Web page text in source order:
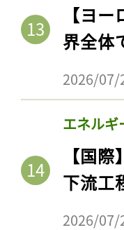
【ヨ
界全体
2026/07/
エネルギ
【国
下流工
2026/07/